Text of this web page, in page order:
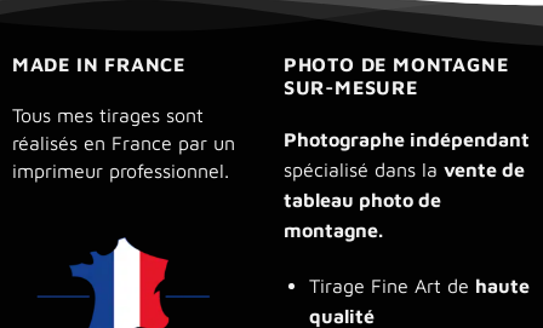
MADE IN FRANCE
Tous mes tirages sont
réalisés en France par un
imprimeur professionnel.
PHOTO DE MONTAGNE
SUR-MESURE
Photographe indépendant
spécialisé dans la vente de
tableau photo de
montagne.
Tirage Fine Art de haute
qualité